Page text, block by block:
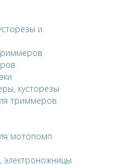
и
кусторезы
триммеров
мотопомп